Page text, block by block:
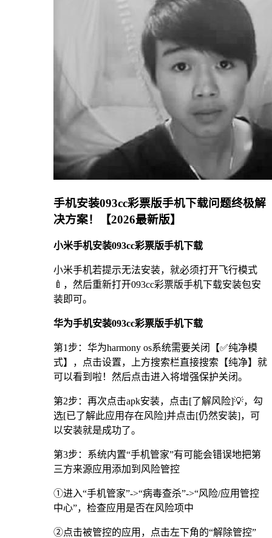
手机安装093cc彩票版手机下载问题终极解
决方案！【2026最新版】
小米手机安装093cc彩票版手机下载
小米手机若提示无法安装，就必须打开飞行模式
🍼，然后重新打开093cc彩票版手机下载安装包安
装即可。
华为手机安装093cc彩票版手机下载
第1步：华为harmony os系统需要关闭【✅纯净模
式】，点击设置，上方搜索栏直接搜索【纯净】就
可以看到啦！然后点击进入将增强保护关闭。
第2步：再次点击apk安装，点击[了解风险]💡，勾
选[已了解此应用存在风险]并点击[仍然安装]，可
以安装就是成功了。
第3步：系统内置“手机管家”有可能会错误地把第
三方来源应用添加到风险管控
①进入“手机管家”->“病毒查杀”->“风险/应用管控
中心”，检查应用是否在风险项中
②点击被管控的应用，点击左下角的“解除管控”